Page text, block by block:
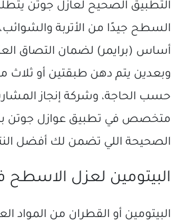
التطبيق الصحيح لعازل جوتن
السطح جيدًا من الأتربة
أساس (برايمر) لضمان التصاق
وبعدين يتم دهن طبقتين أو ثلاث
حسب الحاجة، وشركة إنجاز
متخصص في تطبيق عوازل جوتن
الصحيحة اللي تضمن لك أفضل
البيتومين لعزل
البيتومين أو القطران من المواد